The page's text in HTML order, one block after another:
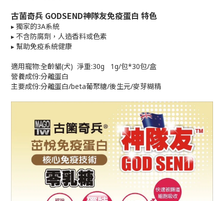
古菌奇兵 GODSEND神隊友免疫蛋白 特色
▸獨家的3A系統
▸不含防腐劑，人造香料或色素
▸幫助免疫系統健康
適用寵物:全齡貓(犬) 淨重:30g 1g/包*30包/盒
營養成份:分離蛋白
主要成份:分離蛋白/beta葡聚糖/後生元/麥芽糊精